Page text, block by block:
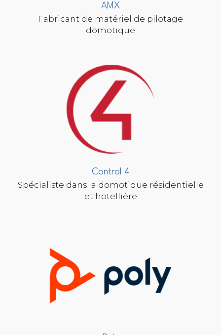
AMX
Fabricant de matériel de pilotage
domotique
Control 4
Spécialiste dans la domotique résidentielle
et hotellière